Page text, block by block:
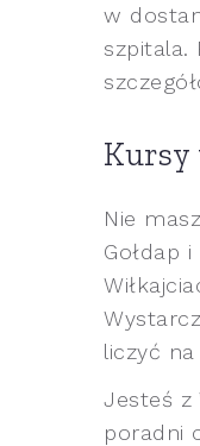
w
szpitala.
Kursy
Nie
Gołdap
liczyć
Jesteś z
poradni